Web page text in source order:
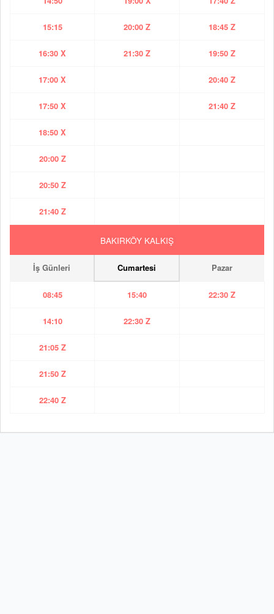
15:15 20:00 Z 18:45 Z
16:30 X 21:30 Z 19:50 Z
17:00 X 20:40 Z
17:50 X 21:40 Z
18:50 X
20:00 Z
20:50 Z
21:40 Z
BAKIRKÖY KALKIŞ
İş Günleri Cumartesi Pazar
08:45 15:40 22:30 Z
14:10 22:30 Z
21:05 Z
21:50 Z
22:40 Z